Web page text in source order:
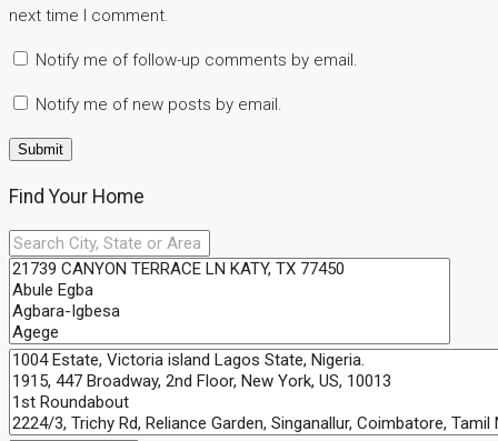
next time I comment.
Notify me of follow-up comments by email.
Notify me of new posts by email.
Find Your Home